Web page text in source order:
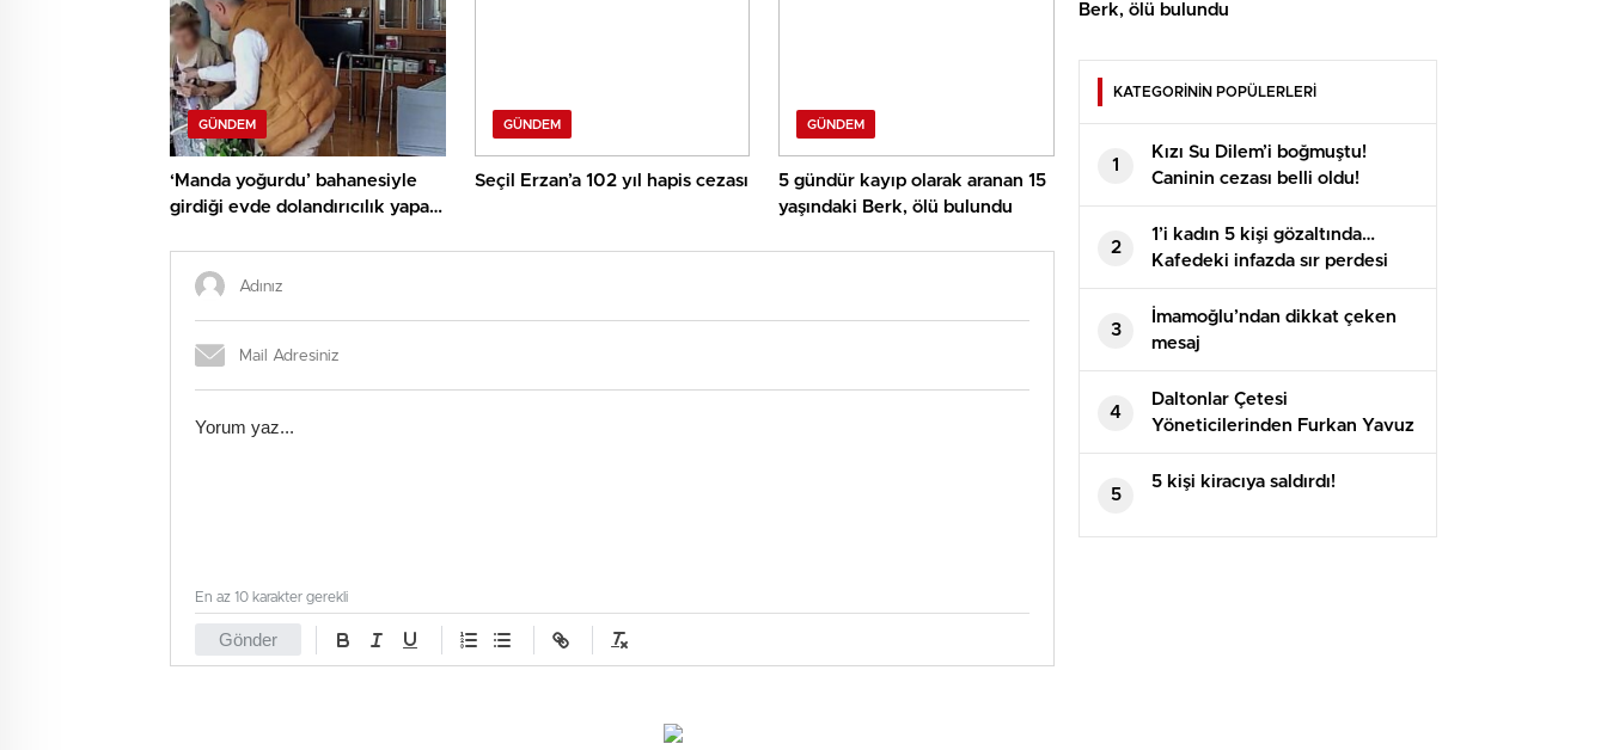
GÜNDEM
‘Manda yoğurdu’ bahanesiyle
girdiği evde dolandırıcılık yapan
GÜNDEM
Seçil Erzan’a 102 yıl hapis cezası
GÜNDEM
5 gündür kayıp olarak aranan 15
yaşındaki Berk, ölü bulundu
Gönder
En az 10 karakter gerekli
Berk, ölü bulundu
KATEGORİNİN POPÜLERLERİ
1
Kızı Su Dilem’i boğmuştu!
Caninin cezası belli oldu!
2
1’i kadın 5 kişi gözaltında…
Kafedeki infazda sır perdesi
aralandı!
3
İmamoğlu’ndan dikkat çeken
mesaj
4
Daltonlar Çetesi
Yöneticilerinden Furkan Yavuz
Belçika’da Silahlı Saldırıda Öldü
5
5 kişi kiracıya saldırdı!